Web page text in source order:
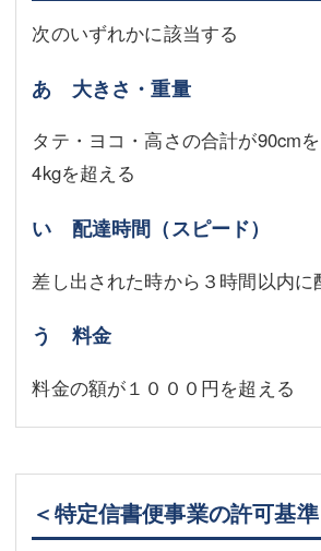
次のいずれかに該当する
あ 大きさ・重量
タテ・ヨコ・高さの合計が90cm
4kgを超える
い 配達時間（スピード）
差し出された時から３時間以内に
う 料金
料金の額が１０００円を超える
＜特定信書便事業の許可基準